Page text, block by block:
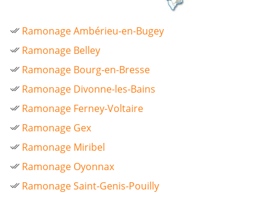
Ramonage Ambérieu-en-Bugey
Ramonage Belley
Ramonage Bourg-en-Bresse
Ramonage Divonne-les-Bains
Ramonage Ferney-Voltaire
Ramonage Gex
Ramonage Miribel
Ramonage Oyonnax
Ramonage Saint-Genis-Pouilly